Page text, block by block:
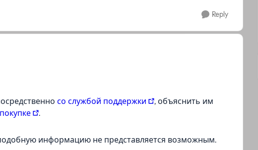
Reply
со службой поддержки
, объяснить им
.
информацию не представляется возможным.